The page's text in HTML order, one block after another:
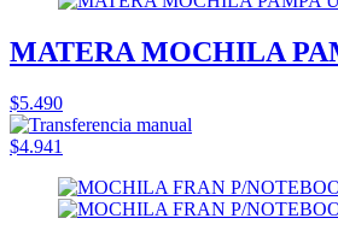
MATERA MOCHILA
$5.490
$4.941